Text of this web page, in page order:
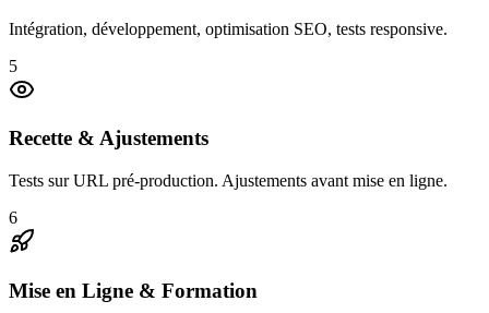
Intégration, développement, optimisation SEO, tests responsive.
5
Recette & Ajustements
Tests sur URL pré-production. Ajustements avant mise en ligne.
6
Mise en Ligne & Formation